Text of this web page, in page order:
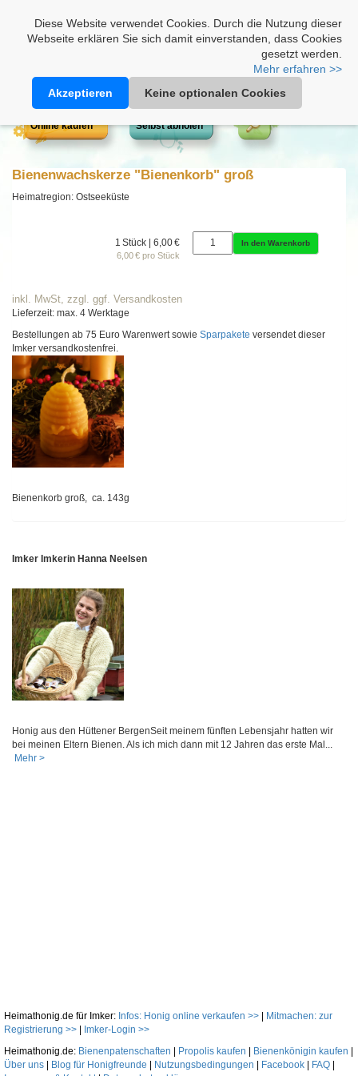
Diese Website verwendet Cookies. Durch die Nutzung dieser
Webseite erklären Sie sich damit einverstanden, dass Cookies
gesetzt werden.
Mehr erfahren >>
Akzeptieren
Keine optionalen Cookies
Online kaufen Selbst abholen
Bienenwachskerze "Bienenkorb" groß
Heimatregion: Ostseeküste
1 Stück | 6,00 €
6,00 € pro Stück
In den Warenkorb
inkl. MwSt, zzgl. ggf. Versandkosten
Lieferzeit: max. 4 Werktage
Bestellungen ab 75 Euro Warenwert sowie Sparpakete versendet dieser
Imker versandkostenfrei.
Bienenkorb groß, ca. 143g
Imker Imkerin Hanna Neelsen
Honig aus den Hüttener BergenSeit meinem fünften Lebensjahr hatten wir
bei meinen Eltern Bienen. Als ich mich dann mit 12 Jahren das erste Mal...
Mehr >
Heimathonig.de für Imker: Infos: Honig online verkaufen >>
Mitmachen: zur
Registrierung >>
Imker-Login >>
Heimathonig.de: Bienenpatenschaften Propolis kaufen Bienenkönigin kaufen
Über uns
Blog für Honigfreunde Nutzungsbedingungen Facebook FAQ